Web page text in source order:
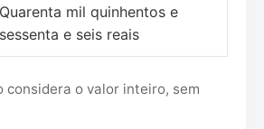
Quarenta mil quinhentos e
sessenta e seis reais
considera o valor inteiro, sem